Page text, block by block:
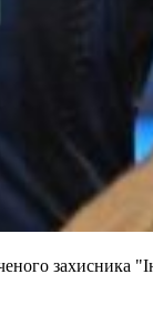
захисника